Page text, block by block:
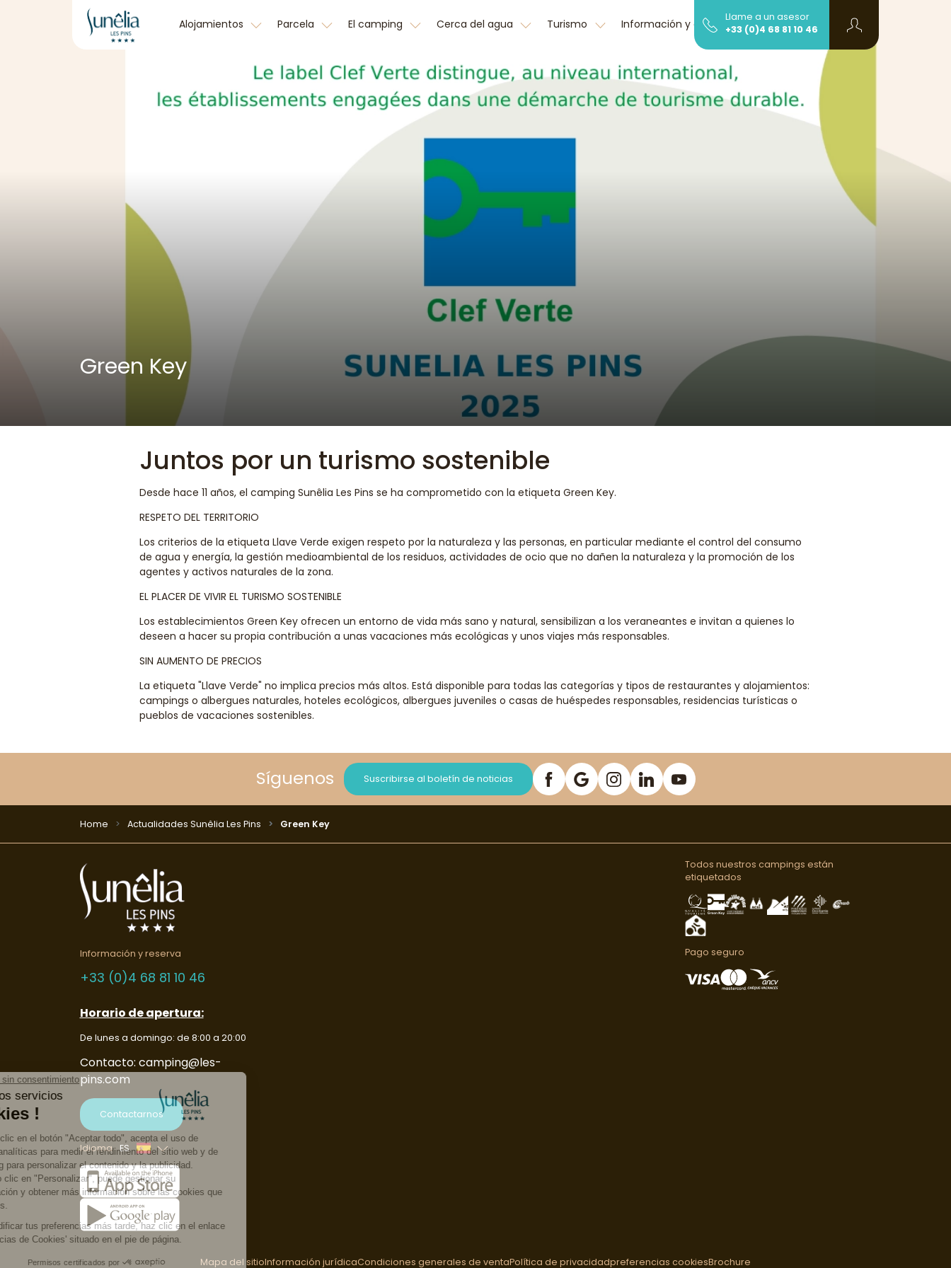
Alojamientos Parcela El camping Cerca del agua Turismo Información y contactoLlame a un asesor
+33 (0)4 68 81 10 46
Green Key
Juntos por un turismo sostenible
Desde hace 11 años, el camping Sunêlia Les Pins se ha comprometido con la etiqueta Green Key.
RESPETO DEL TERRITORIO
Los criterios de la etiqueta Llave Verde exigen respeto por la naturaleza y las personas, en particular mediante el control del consumo
de agua y energía, la gestión medioambiental de los residuos, actividades de ocio que no dañen la naturaleza y la promoción de los
agentes y activos naturales de la zona.
EL PLACER DE VIVIR EL TURISMO SOSTENIBLE
Los establecimientos Green Key ofrecen un entorno de vida más sano y natural, sensibilizan a los veraneantes e invitan a quienes lo
deseen a hacer su propia contribución a unas vacaciones más ecológicas y unos viajes más responsables.
SIN AUMENTO DE PRECIOS
La etiqueta "Llave Verde" no implica precios más altos. Está disponible para todas las categorías y tipos de restaurantes y alojamientos:
campings o albergues naturales, hoteles ecológicos, albergues juveniles o casas de huéspedes responsables, residencias turísticas o
pueblos de vacaciones sostenibles.
Síguenos Suscribirse al boletín de noticias
Home Actualidades Sunêlia Les Pins Green Key
Información y reserva
+33 (0)4 68 81 10 46
Horario de apertura:
De lunes a domingo: de 8:00 a 20:00
Contacto: camping@les-
pins.com
Contactarnos
Idioma ES
Francés
Inglés
Alemán
Holandés
Todos nuestros campings están
etiquetados
Pago seguro
Mapa del sitioInformación jurídicaCondiciones generales de ventaPolítica de privacidadpreferencias cookiesBrochure